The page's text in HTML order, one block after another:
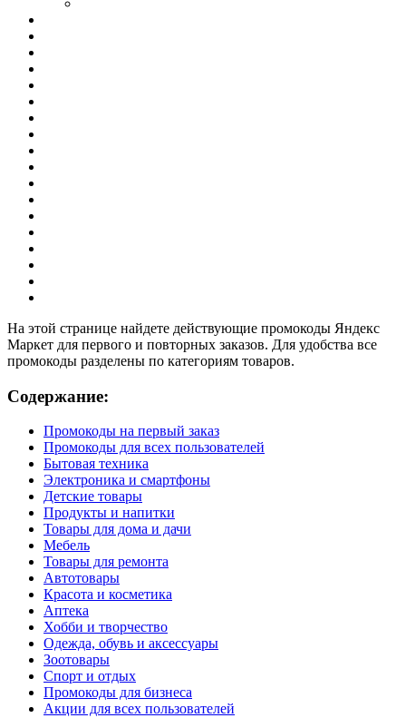
На этой странице найдете действующие промокоды Яндекс
Маркет для первого и повторных заказов. Для удобства все
промокоды разделены по категориям товаров.
Содержание:
Промокоды на первый заказ
Промокоды для всех пользователей
Бытовая техника
Электроника и смартфоны
Детские товары
Продукты и напитки
Товары для дома и дачи
Мебель
Товары для ремонта
Автотовары
Красота и косметика
Аптека
Хобби и творчество
Одежда, обувь и аксессуары
Зоотовары
Спорт и отдых
Промокоды для бизнеса
Акции для всех пользователей